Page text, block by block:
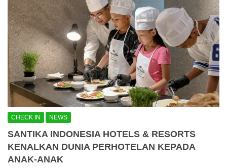
CHECK IN NEWS
SANTIKA INDONESIA HOTELS & RESORTS
KENALKAN DUNIA PERHOTELAN KEPADA
ANAK-ANAK